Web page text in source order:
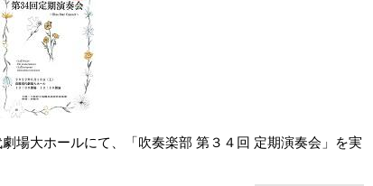
場大ホールにて、「吹奏楽部 第３４回 定期演奏会」を実